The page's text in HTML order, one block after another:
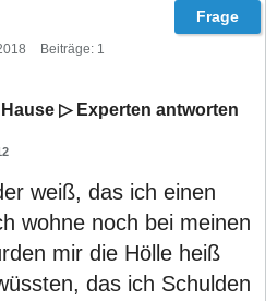
Beiträge: 1
▷ Experten antworten
weiß, das ich einen
wohne noch bei meinen
mir die Hölle heiß
das ich Schulden